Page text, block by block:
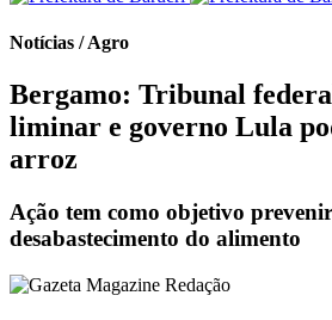
Notícias / Agro
Bergamo: Tribunal
liminar e governo Lula
arroz
Ação tem como objetivo
desabastecimento do alimento